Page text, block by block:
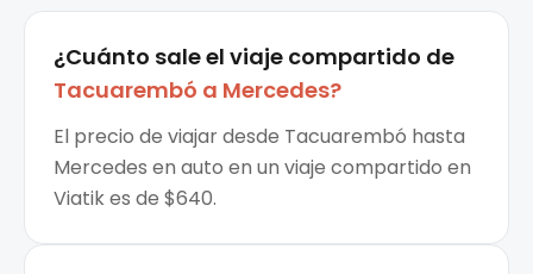
¿Cuánto sale el viaje compartido de
Tacuarembó a Mercedes?
El precio de viajar desde Tacuarembó hasta
Mercedes en auto en un viaje compartido en
Viatik es de $640.